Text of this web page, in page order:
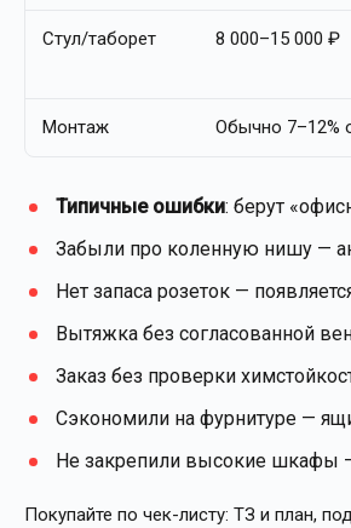
Стул/таборет 8 000–15 000 ₽
Монтаж Обычно 7–12%
Типичные ошибки: берут
Забыли про коленную нишу —
Нет запаса розеток —
Вытяжка без согласованной
Заказ без проверки
Сэкономили на фурнитуре —
Не закрепили высокие шкафы
Покупайте по чек-листу: ТЗ и план,